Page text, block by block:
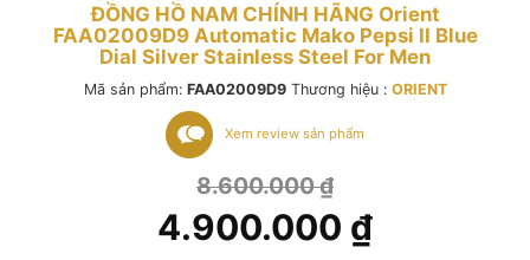
ĐỒNG HỒ NAM CHÍNH HÃNG Orient
FAA02009D9 Automatic Mako Pepsi II Blue
Dial Silver Stainless Steel For Men
Mã sản phẩm: FAA02009D9 Thương hiệu : ORIENT
Xem review sản phẩm
8.600.000₫
4.900.000 ₫